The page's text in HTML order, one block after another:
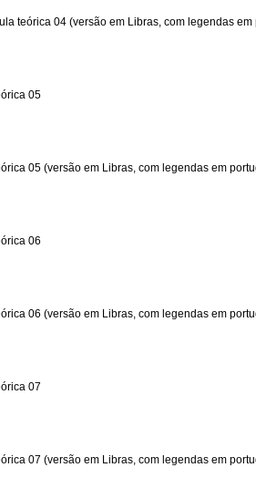
teórica 04 (versão em Libras, com legendas em
05
05 (versão em Libras, com legendas em
06
06 (versão em Libras, com legendas em
07
07 (versão em Libras, com legendas em